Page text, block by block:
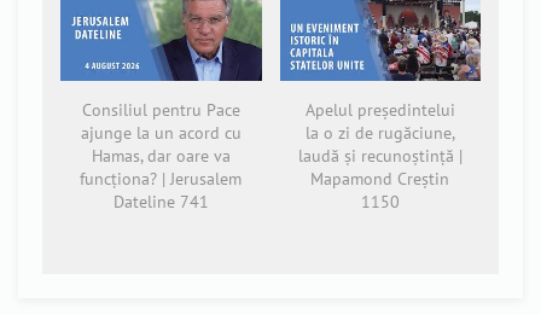
Consiliul pentru Pace
ajunge la un acord cu
Hamas, dar oare va
funcționa? | Jerusalem
Dateline 741
Apelul președintelui
la o zi de rugăciune,
laudă și recunoștință |
Mapamond Creștin
1150